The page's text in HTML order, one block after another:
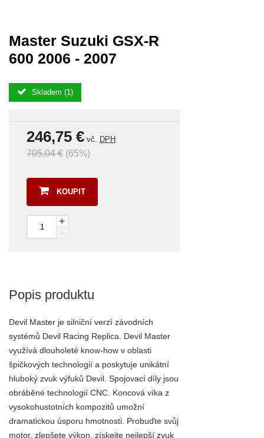
Master Suzuki GSX-R
600 2006 - 2007
Skladem (1)
246,75 € vč. DPH
705,04 € (65%)
KOUPIT
+
–
Popis produktu
Devil Master je silniční verzí závodních
systémů Devil Racing Replica. Devil Master
využívá dlouholeté know-how v oblasti
špičkových technologií a poskytuje unikátní
hluboký zvuk výfuků Devil. Spojovací díly jsou
obráběné technologií CNC. Koncová víka z
vysokohustotních kompozitů umožní
dramatickou úsporu hmotnosti. Probuďte svůj
motor, zlepšete výkon, získejte nejlepší zvuk